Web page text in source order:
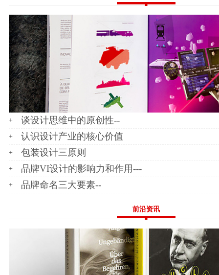
谈设计思维中的原创性--
认识设计产业的核心价值
包装设计三原则
品牌VI设计的影响力和作用---
品牌命名三大要素--
前沿资讯